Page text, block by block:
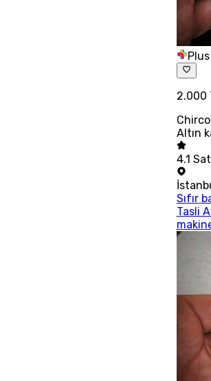
Plus
2.000
Altın
4.1
Sıfır
Tasli